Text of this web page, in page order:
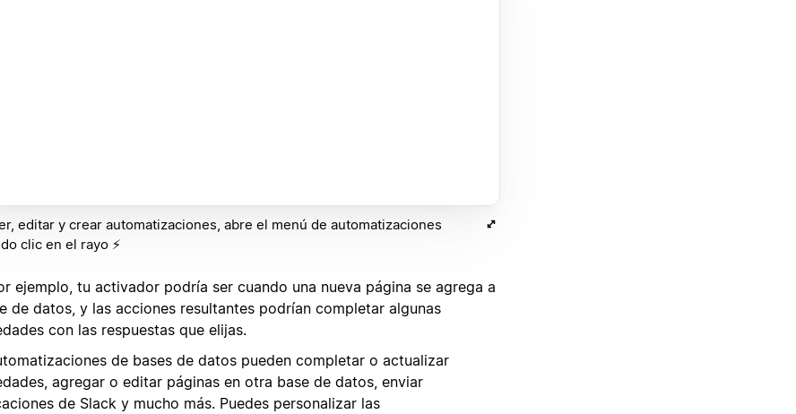
editar y crear automatizaciones, abre el menú de automatizaciones
clic en el rayo ⚡️
ejemplo, tu activador podría ser cuando una nueva página se agrega a
de datos, y las acciones resultantes podrían completar algunas
con las respuestas que elijas.
de bases de datos pueden completar o actualizar
agregar o editar páginas en otra base de datos, enviar
de Slack y mucho más. Puedes personalizar las